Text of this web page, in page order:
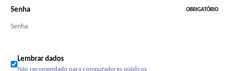
Senha OBRIGATÓRIO
Lembrar dados
Não recomendado para computadores públicos